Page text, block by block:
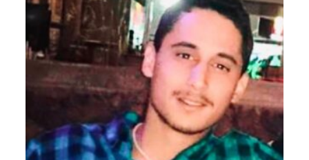
רעידת אדמה הורגשה באילת
איציק נועם מייסד מקומו ערב ערב נפטר